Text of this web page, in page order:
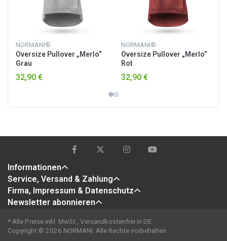
NORMANI®
Oversize Pullover „Merlo“
Grau
32,90 €
NORMANI®
Oversize Pullover „Merlo“
Rot
32,90 €
Informationen
Service, Versand & Zahlung
Firma, Impressum & Datenschutz
Newsletter abonnieren
* Alle Preise inkl. MwSt., Versandkostenfrei in DE
Copyright © 2026 NORMANI. Alle Rechte vorbehalten.